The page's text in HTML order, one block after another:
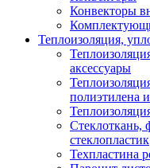
Конвекторы
Теплоизоляция,
аксессуары
полиэтилена
Стеклоткань,
стеклопластик
Техпластина